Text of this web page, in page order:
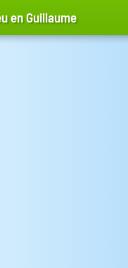
en Guillaume